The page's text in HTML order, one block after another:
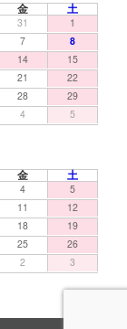
金 土
31
1
7
8
14
15
21
22
28
29
4 5
金 土
4
5
11
12
18
19
25
26
2 3